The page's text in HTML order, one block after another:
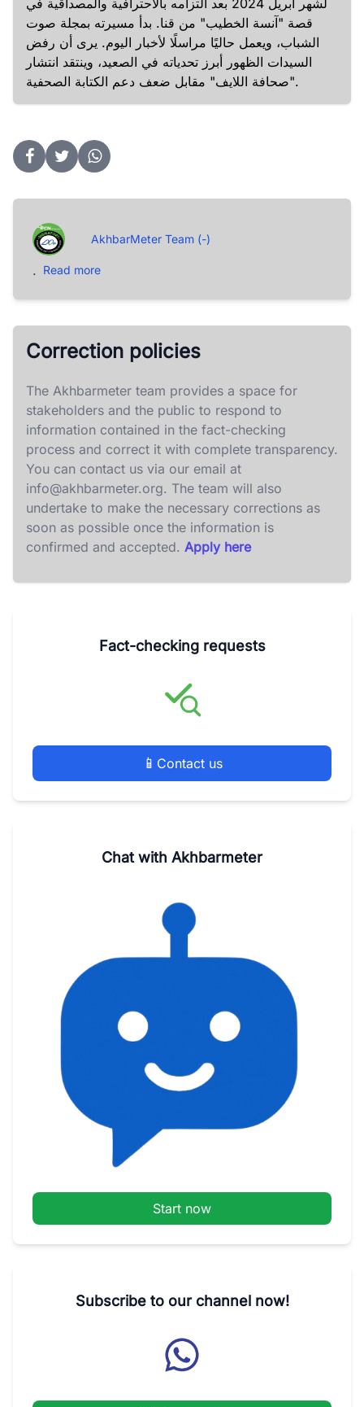
لشهر أبريل 2024 بعد التزامه بالاحترافية والمصداقية في
قصة "آنسة الخطيب" من قنا. بدأ مسيرته بمجلة صوت
الشباب، ويعمل حاليًا مراسلًا لأخبار اليوم. يرى أن رفض
السيدات الظهور أبرز تحدياته في الصعيد، وينتقد انتشار
"صحافة اللايف" مقابل ضعف دعم الكتابة الصحفية.
AkhbarMeter Team (-)
. Read more
Correction policies
The Akhbarmeter team provides a space for
stakeholders and the public to respond to
information contained in the fact-checking
process and correct it with complete transparency.
You can contact us via our email at
info@akhbarmeter.org. The team will also
undertake to make the necessary corrections as
soon as possible once the information is
confirmed and accepted. Apply here
Fact-checking requests
📱 Contact us
Chat with Akhbarmeter
Start now
Subscribe to our channel now!